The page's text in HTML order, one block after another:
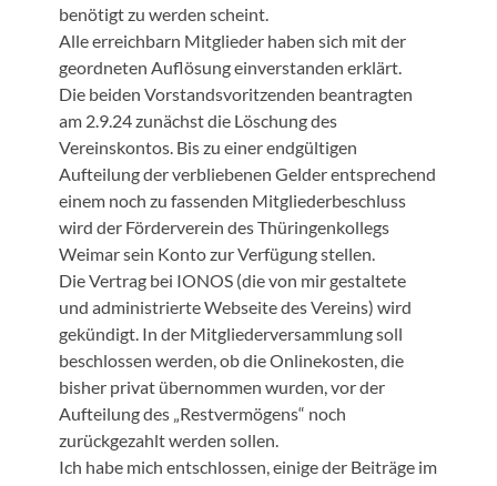
benötigt zu werden scheint.
Alle erreichbarn Mitglieder haben sich mit der
geordneten Auflösung einverstanden erklärt.
Die beiden Vorstandsvoritzenden beantragten
am 2.9.24 zunächst die Löschung des
Vereinskontos. Bis zu einer endgültigen
Aufteilung der verbliebenen Gelder entsprechend
einem noch zu fassenden Mitgliederbeschluss
wird der Förderverein des Thüringenkollegs
Weimar sein Konto zur Verfügung stellen.
Die Vertrag bei IONOS (die von mir gestaltete
und administrierte Webseite des Vereins) wird
gekündigt. In der Mitgliederversammlung soll
beschlossen werden, ob die Onlinekosten, die
bisher privat übernommen wurden, vor der
Aufteilung des „Restvermögens“ noch
zurückgezahlt werden sollen.
Ich habe mich entschlossen, einige der Beiträge im